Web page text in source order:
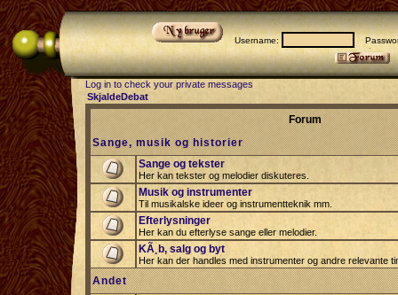
Username:
Log in to check your private messages
SkjaldeDebat
Forum
Sange, musik og historier
Sange og tekster
Her kan tekster og melodier diskuteres.
Musik og instrumenter
Til musikalske ideer og instrumentteknik mm.
Efterlysninger
Her kan du efterlyse sange eller melodier.
KÃ¸b, salg og byt
Her kan der handles med instrumenter og andre relevante
Andet